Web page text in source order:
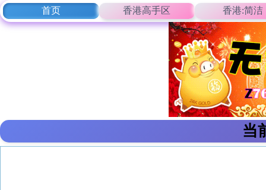
首页 香港高手区 香港:简洁
当